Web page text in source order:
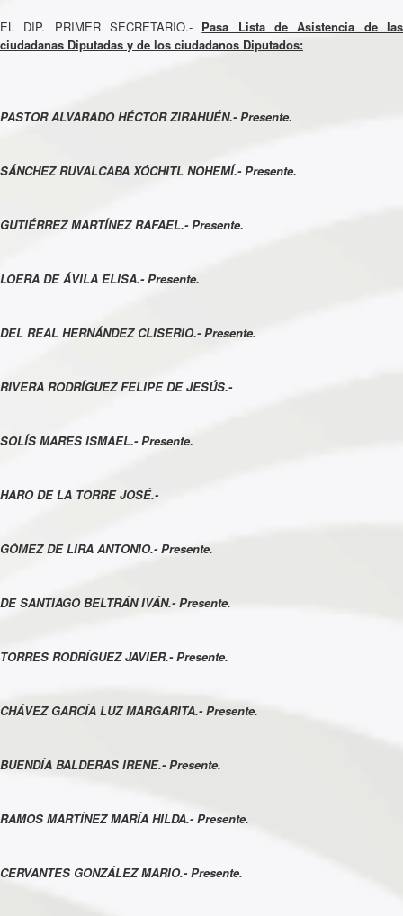
EL DIP. PRIMER SECRETARIO.- Pasa Lista de Asistencia de las
ciudadanas Diputadas y de los ciudadanos Diputados:
PASTOR ALVARADO HÉCTOR ZIRAHUÉN.- Presente.
SÁNCHEZ RUVALCABA XÓCHITL NOHEMÍ.- Presente.
GUTIÉRREZ MARTÍNEZ RAFAEL.- Presente.
LOERA DE ÁVILA ELISA.- Presente.
DEL REAL HERNÁNDEZ CLISERIO.- Presente.
RIVERA RODRÍGUEZ FELIPE DE JESÚS.-
SOLÍS MARES ISMAEL.- Presente.
HARO DE LA TORRE JOSÉ.-
GÓMEZ DE LIRA ANTONIO.- Presente.
DE SANTIAGO BELTRÁN IVÁN.- Presente.
TORRES RODRÍGUEZ JAVIER.- Presente.
CHÁVEZ GARCÍA LUZ MARGARITA.- Presente.
BUENDÍA BALDERAS IRENE.- Presente.
RAMOS MARTÍNEZ MARÍA HILDA.- Presente.
CERVANTES GONZÁLEZ MARIO.- Presente.